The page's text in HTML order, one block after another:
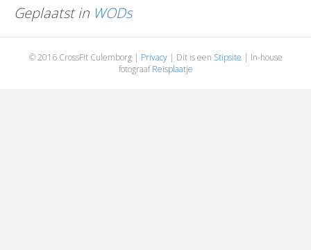
Geplaatst in WODs
© 2016 CrossFit Culemborg | Privacy| Dit is een Stipsite | In-house
fotograafReisplaatje